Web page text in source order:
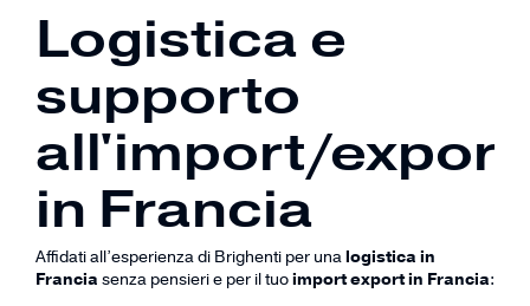
Logistica e
supporto
all'import/export
in Francia
Affidati all’esperienza di Brighenti per unalogistica in
Francia senza pensieri e per il tuoimport export in Francia: